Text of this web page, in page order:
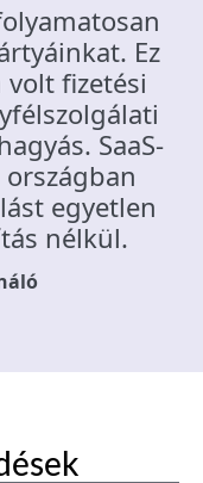
Ez
fizetési
SaaS-
egyetlen
nélkül.